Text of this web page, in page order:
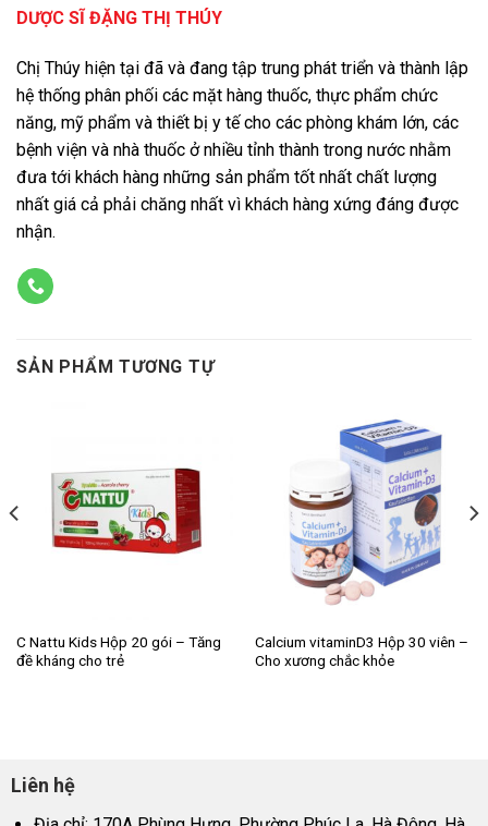
DƯỢC SĨ ĐẶNG THỊ THÚY
Chị Thúy hiện tại đã và đang tập trung phát triển và thành lập
hệ thống phân phối các mặt hàng thuốc, thực phẩm chức
năng, mỹ phẩm và thiết bị y tế cho các phòng khám lớn, các
bệnh viện và nhà thuốc ở nhiều tỉnh thành trong nước nhằm
đưa tới khách hàng những sản phẩm tốt nhất chất lượng
nhất giá cả phải chăng nhất vì khách hàng xứng đáng được
nhận.
SẢN PHẨM TƯƠNG TỰ
C Nattu Kids Hộp 20 gói – Tăng
đề kháng cho trẻ
Calcium vitaminD3 Hộp 30 viên –
Cho xương chắc khỏe
Liên hệ